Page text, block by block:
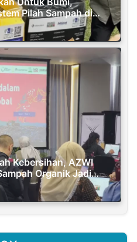
Pilah Sampah di
Kebersihan, AZWI
Organik Jadi